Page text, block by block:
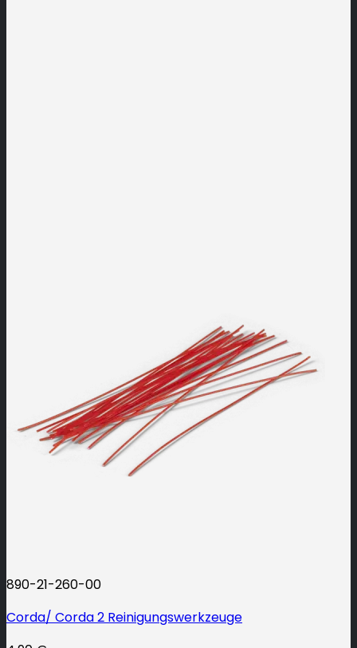
890-21-260-00
Corda/ Corda 2 Reinigungswerkzeuge